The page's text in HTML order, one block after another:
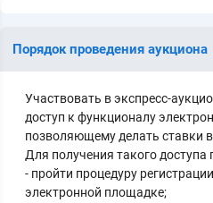
Порядок проведения аукциона
Участвовать в экспресс-
доступ к функционалу
позволяющему делать ставки
Для получения такого
- пройти процедуру
электронной площадке;